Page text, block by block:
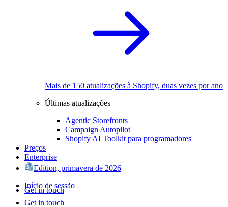
Mais de 150 atualizações à Shopify, duas vezes por ano
Últimas atualizações
Agentic Storefronts
Campaign Autopilot
Shopify AI Toolkit para programadores
Preços
Enterprise
Edition, primavera de 2026
Início de sessão
Get in touch
Get in touch